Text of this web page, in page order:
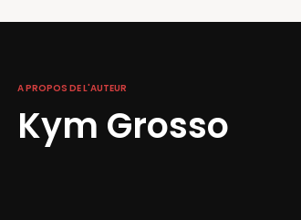
A PROPOS DE L'AUTEUR
Kym Grosso